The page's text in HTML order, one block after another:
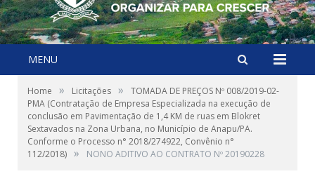
MENU
Home » Licitações »
TOMADA DE PREÇOS Nº 008/2019-02-
PMA (Contratação de Empresa Especializada na execução de
conclusão em Pavimentação de 1,4 KM de ruas em Blokret
Sextavados na Zona Urbana, no Município de Anapu/PA.
Conforme o Processo n° 2018/274922, Convênio n°
112/2018) » NONO ADITIVO AO CONTRATO Nº 20190228